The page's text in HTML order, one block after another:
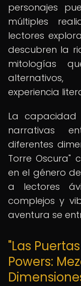
personajes
múltiples
lectores
descubren la
mitologías
experiencia
La capacidad
narrativas
diferentes
Torre Oscura"
en el género
a lectores
complejos y
aventura se
"Las
Powers: